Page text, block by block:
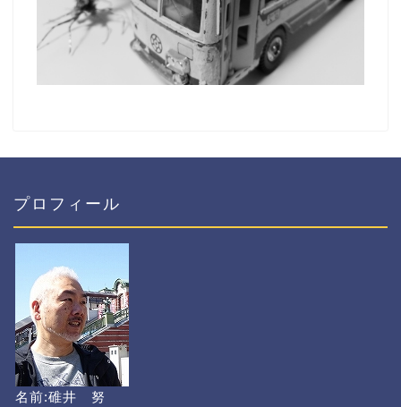
プロフィール
名前:碓井 努